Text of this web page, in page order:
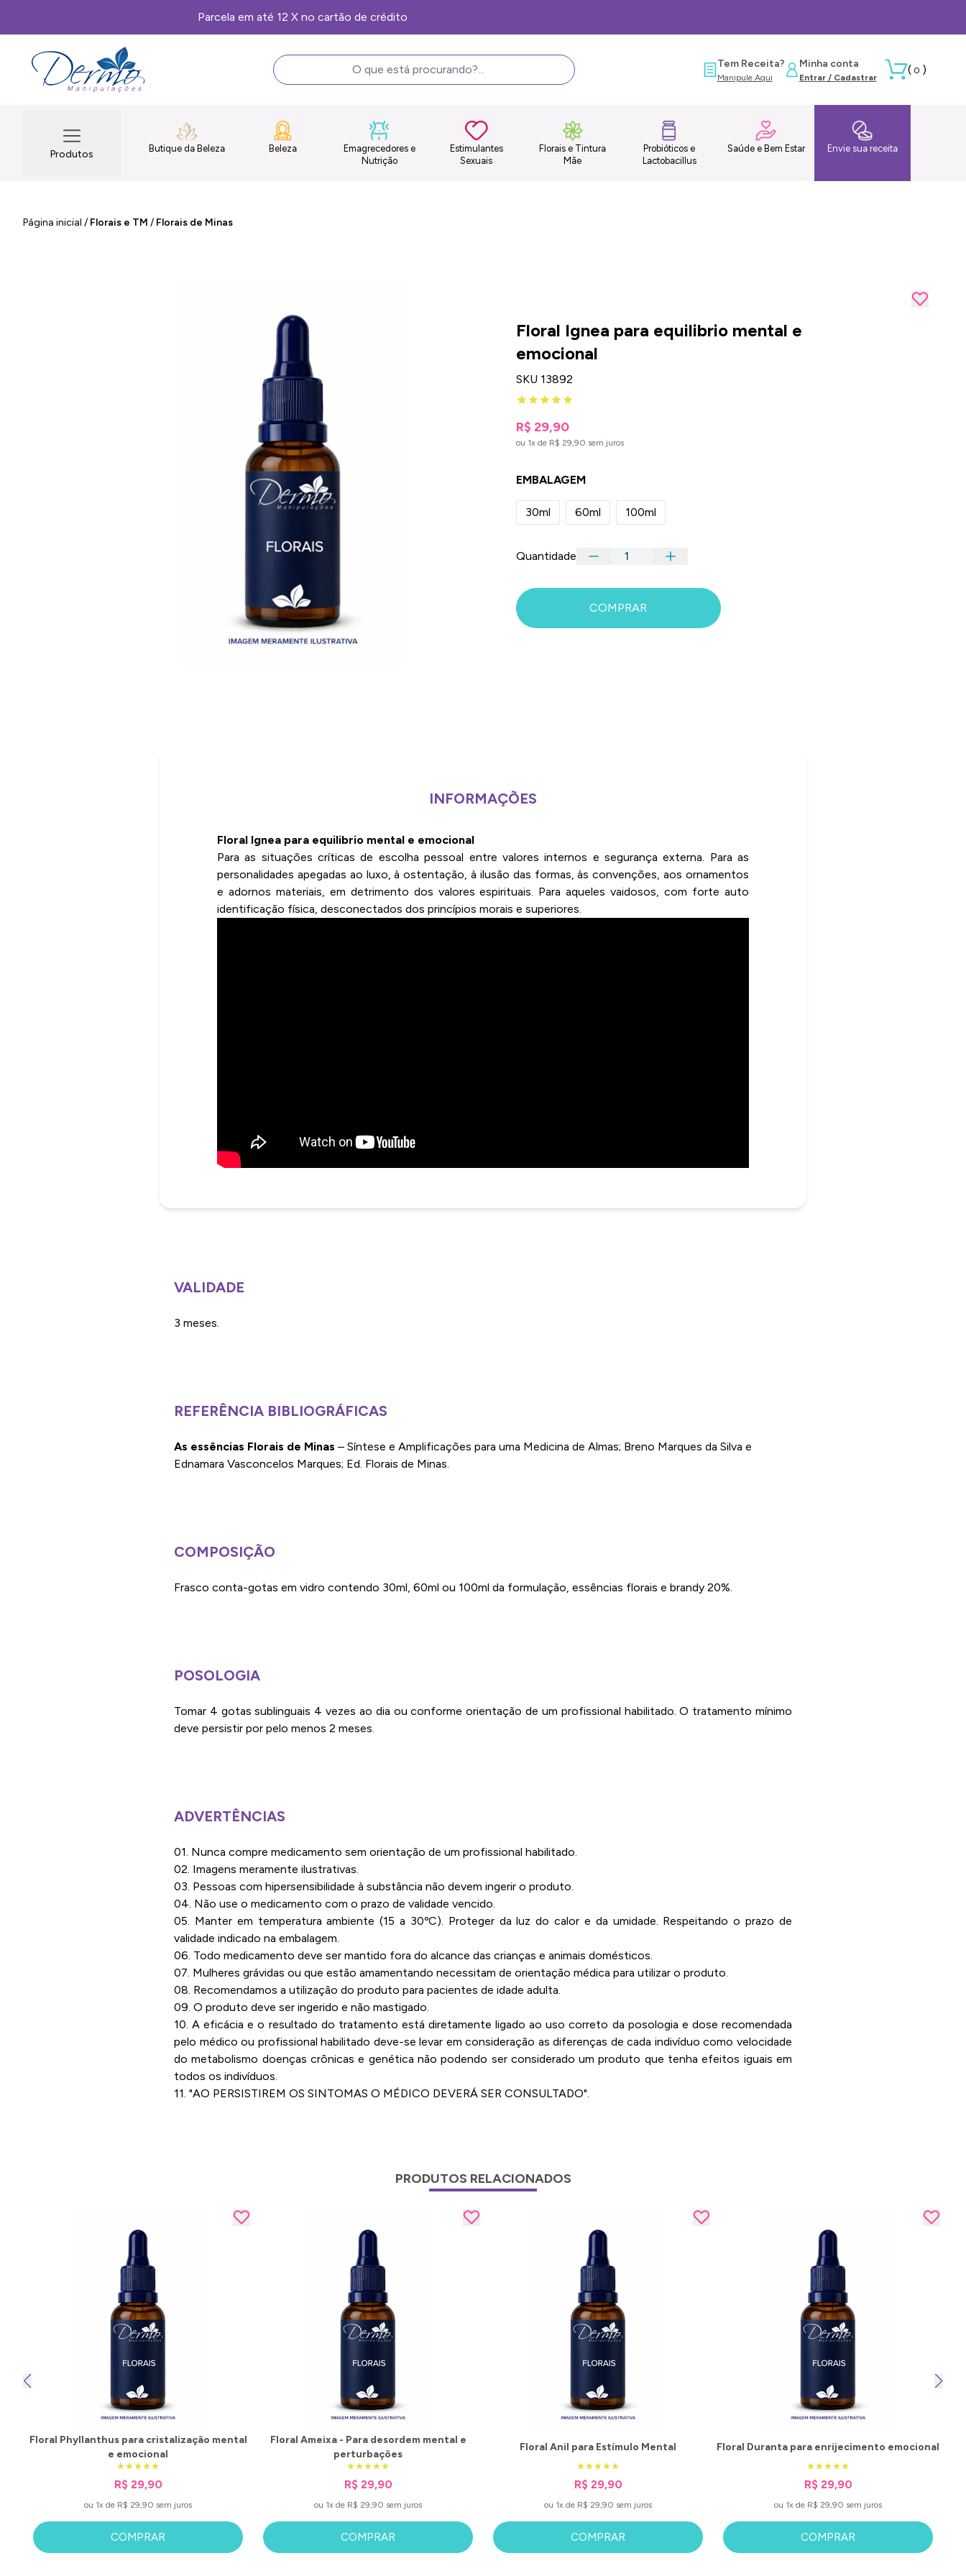
Frete Grátis, consulte as condições
Minha conta
Entrar / Cadastrar
Tem Receita?
Manipule Aqui
( 0 )
Produtos Butique da Beleza Beleza
Emagrecedores e
Nutrição
Estimulantes
Sexuais
Florais e Tintura
Mãe
Probióticos e
Lactobacillus
Saúde e Bem Estar Envie sua receita
Página inicial / Florais e TM / Florais de Minas
Floral Ignea para equilibrio mental e
emocional
SKU 13892
R$ 29,90
ou 1x de R$ 29,90 sem juros
EMBALAGEM
30ml 60ml 100ml
Quantidade
COMPRAR
INFORMAÇÕES
Floral Ignea para equilibrio mental e emocional
Para as situações críticas de escolha pessoal entre valores internos e segurança externa. Para as
personalidades apegadas ao luxo, à ostentação, à ilusão das formas, às convenções, aos ornamentos
e adornos materiais, em detrimento dos valores espirituais. Para aqueles vaidosos, com forte auto
identificação física, desconectados dos princípios morais e superiores.
VALIDADE
3 meses.
REFERÊNCIA BIBLIOGRÁFICAS
As essências Florais de Minas – Síntese e Amplificações para uma Medicina de Almas; Breno Marques da Silva e
Ednamara Vasconcelos Marques; Ed. Florais de Minas.
COMPOSIÇÃO
Frasco conta-gotas em vidro contendo 30ml, 60ml ou 100ml da formulação, essências florais e brandy 20%.
POSOLOGIA
Tomar 4 gotas sublinguais 4 vezes ao dia ou conforme orientação de um profissional habilitado. O tratamento mínimo
deve persistir por pelo menos 2 meses.
ADVERTÊNCIAS
01. Nunca compre medicamento sem orientação de um profissional habilitado.
02. Imagens meramente ilustrativas.
03. Pessoas com hipersensibilidade à substância não devem ingerir o produto.
04. Não use o medicamento com o prazo de validade vencido.
05. Manter em temperatura ambiente (15 a 30ºC). Proteger da luz do calor e da umidade. Respeitando o prazo de
validade indicado na embalagem.
06. Todo medicamento deve ser mantido fora do alcance das crianças e animais domésticos.
07. Mulheres grávidas ou que estão amamentando necessitam de orientação médica para utilizar o produto.
08. Recomendamos a utilização do produto para pacientes de idade adulta.
09. O produto deve ser ingerido e não mastigado.
10. A eficácia e o resultado do tratamento está diretamente ligado ao uso correto da posologia e dose recomendada
pelo médico ou profissional habilitado deve-se levar em consideração as diferenças de cada indivíduo como velocidade
do metabolismo doenças crônicas e genética não podendo ser considerado um produto que tenha efeitos iguais em
todos os indivíduos.
11. "AO PERSISTIREM OS SINTOMAS O MÉDICO DEVERÁ SER CONSULTADO".
PRODUTOS RELACIONADOS
Floral Phyllanthus para cristalização mental
e emocional
R$ 29,90
ou 1x de R$ 29,90 sem juros
COMPRAR
Floral Ameixa - Para desordem mental e
perturbações
R$ 29,90
ou 1x de R$ 29,90 sem juros
COMPRAR
Floral Anil para Estímulo Mental
R$ 29,90
ou 1x de R$ 29,90 sem juros
COMPRAR
Floral Duranta para enrijecimento emocional
R$ 29,90
ou 1x de R$ 29,90 sem juros
COMPRAR